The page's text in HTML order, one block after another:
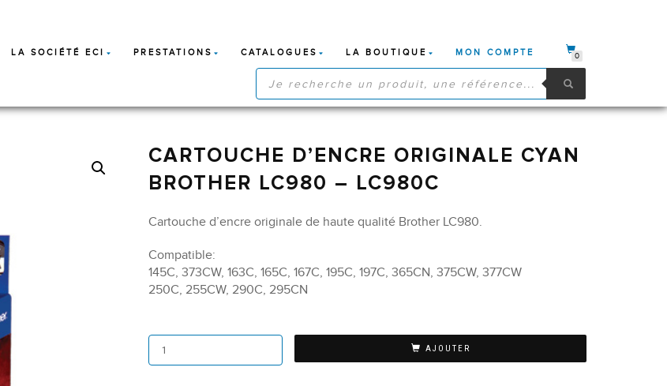
LA SOCIÉTÉ ECI PRESTATIONS CATALOGUES LA BOUTIQUE
MON COMPTE
RECHERCHE
DE
PRODUITS
0
CARTOUCHE D’ENCRE ORIGINALE CYAN
BROTHER LC980 – LC980C
Cartouche d’encre originale de haute qualité Brother LC980.
Compatible:
145C, 373CW, 163C, 165C, 167C, 195C, 197C, 365CN, 375CW, 377CW
250C, 255CW, 290C, 295CN
AJOUTER